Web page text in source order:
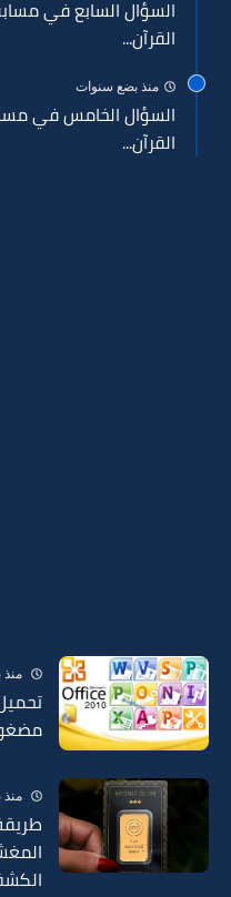
السؤال السابع في
القرآن...
منذ بضع سنوات
السؤال الخامس في
القرآن...
منذ
مضغوط
منذ
طريقة
الكشف